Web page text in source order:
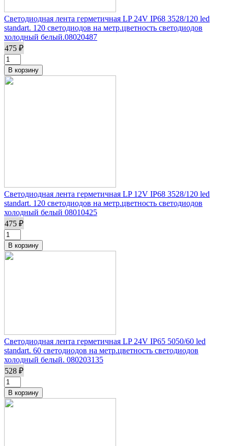
Светодиодная лента герметичная LP 24V IP68 3528/120 led
standart. 120 светодиодов на метр.цветность светодиодов
холодный белый.08020487
475 ₽
Светодиодная лента герметичная LP 12V IP68 3528/120 led
standart. 120 светодиодов на метр.цветность светодиодов
холодный белый 08010425
475 ₽
Светодиодная лента герметичная LP 24V IP65 5050/60 led
standart. 60 светодиодов на метр.цветность светодиодов
холодный белый. 080203135
528 ₽